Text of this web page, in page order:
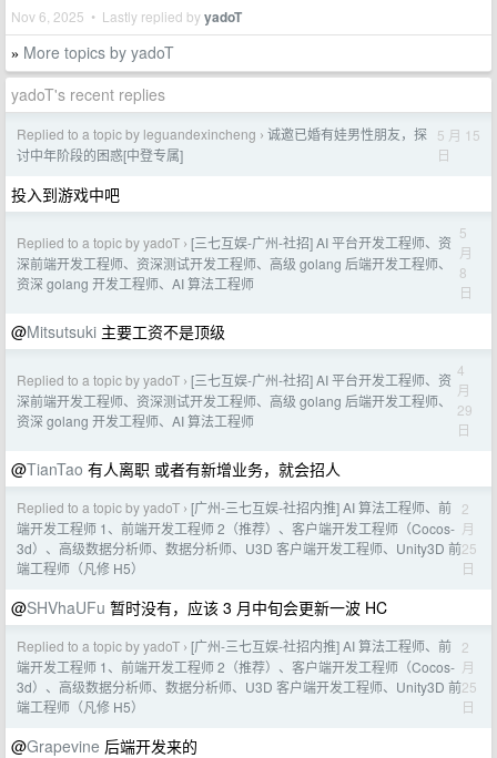
Nov 6, 2025 • Lastly replied byyadoT
» More topics by yadoT
yadoT's recent replies
Replied to a topic by leguandexincheng › 诚邀已婚有娃男性朋友，探
讨中年阶段的困惑[中登专属]
5 月 15
日
投入到游戏中吧
Replied to a topic by yadoT › [三七互娱-广州-社招] AI 平台开发工程师、资
深前端开发工程师、资深测试开发工程师、高级 golang 后端开发工程师、
资深 golang 开发工程师、AI 算法工程师
5
月
8
日
@Mitsutsuki 主要工资不是顶级
Replied to a topic by yadoT › [三七互娱-广州-社招] AI 平台开发工程师、资
深前端开发工程师、资深测试开发工程师、高级 golang 后端开发工程师、
资深 golang 开发工程师、AI 算法工程师
4
月
29
日
@TianTao 有人离职 或者有新增业务，就会招人
Replied to a topic by yadoT › [广州-三七互娱-社招内推] AI 算法工程师、前
端开发工程师 1、前端开发工程师 2（推荐）、客户端开发工程师（Cocos-
3d）、高级数据分析师、数据分析师、U3D 客户端开发工程师、Unity3D 前
端工程师（凡修 H5）
2
月
25
日
@SHVhaUFu 暂时没有，应该 3 月中旬会更新一波 HC
Replied to a topic by yadoT › [广州-三七互娱-社招内推] AI 算法工程师、前
端开发工程师 1、前端开发工程师 2（推荐）、客户端开发工程师（Cocos-
3d）、高级数据分析师、数据分析师、U3D 客户端开发工程师、Unity3D 前
端工程师（凡修 H5）
2
月
25
日
@Grapevine 后端开发来的